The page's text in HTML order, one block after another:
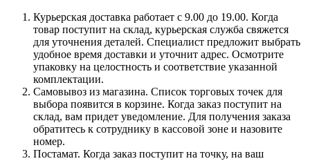
Курьерская доставка работает с 9.00 до 19.00. Когда
товар поступит на склад, курьерская служба свяжется
для уточнения деталей. Специалист предложит выбрать
удобное время доставки и уточнит адрес. Осмотрите
упаковку на целостность и соответствие указанной
комплектации.
Самовывоз из магазина. Список торговых точек для
выбора появится в корзине. Когда заказ поступит на
склад, вам придет уведомление. Для получения заказа
обратитесь к сотруднику в кассовой зоне и назовите
номер.
Постамат. Когда заказ поступит на точку, на ваш